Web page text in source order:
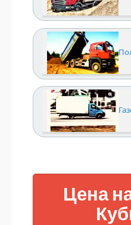
Цена